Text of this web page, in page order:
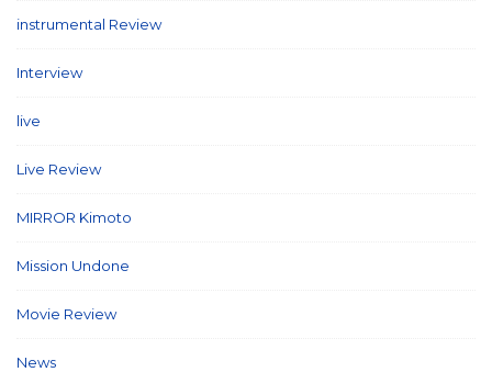
instrumental Review
Interview
live
Live Review
MIRROR Kimoto
Mission Undone
Movie Review
News